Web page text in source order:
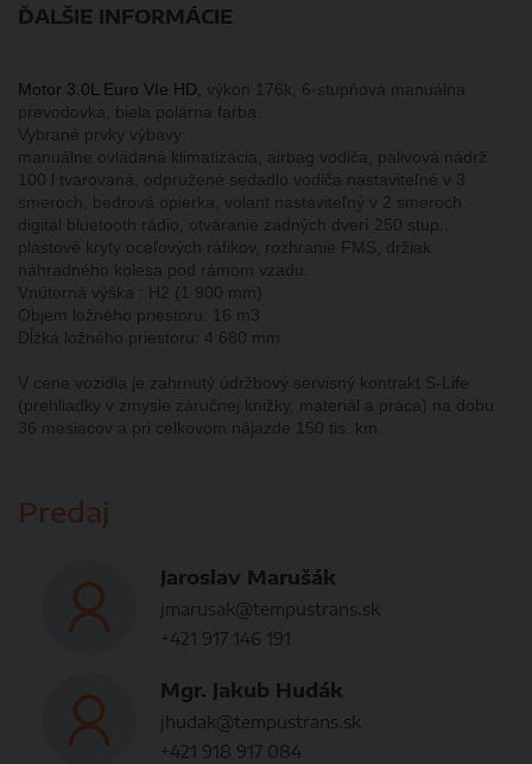
ĎALŠIE INFORMÁCIE
Motor 3.0L Euro VIe HD , výkon 176k, 6-stupňová manuálna
prevodovka, biela polárna farba.
Vybrané prvky výbavy:
manuálne ovládaná klimatizácia, airbag vodiča, palivová nádrž
100 l tvarovaná, odpružené sedadlo vodiča nastaviteľné v 3
smeroch, bedrová opierka, volant nastaviteľný v 2 smeroch.
digital bluetooth rádio, otváranie zadných dverí 250 stup.,
plastové kryty oceľových ráfikov, rozhranie FMS, držiak
náhradného kolesa pod rámom vzadu.
Vnútorná výška : H2 (1 900 mm)
Objem ložného priestoru: 16 m3
Dĺžka ložného priestoru: 4 680 mm
V cene vozidla je zahrnutý údržbový servisný kontrakt S-Life
(prehliadky v zmysle záručnej knižky, materiál a práca) na dobu
36 mesiacov a pri celkovom nájazde 150 tis. km.
Predaj
Jaroslav Marušák
jmarusak@tempustrans.sk
+421 917 146 191
Mgr. Jakub Hudák
jhudak@tempustrans.sk
+421 918 917 084